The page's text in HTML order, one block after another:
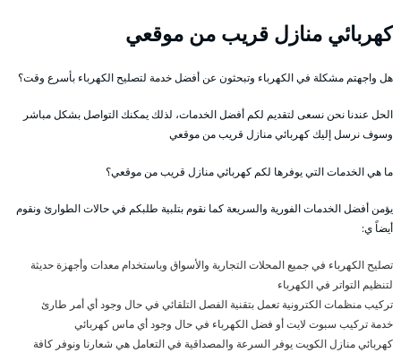
كهربائي منازل قريب من موقعي
هل واجهتم مشكلة في الكهرباء وتبحثون عن أفضل خدمة لتصليح الكهرباء بأسرع وقت؟
الحل عندنا نحن نسعى لتقديم لكم أفضل الخدمات، لذلك يمكنك التواصل بشكل مباشر
وسوف نرسل إليك كهربائي منازل قريب من موقعي
ما هي الخدمات التي يوفرها لكم كهربائي منازل قريب من موقعي؟
يؤمن أفضل الخدمات الفورية والسريعة كما نقوم بتلبية طلبكم في حالات الطوارئ ونقوم
أيضاً ي:
تصليح الكهرباء في جميع المحلات التجارية والأسواق وباستخدام معدات وأجهزة حديثة
لتنظيم التواتر في الكهرباء
تركيب منظمات الكترونية تعمل بتقنية الفصل التلقائي في حال وجود أي أمر طارئ
خدمة تركيب سبوت لايت أو فضل الكهرباء في حال وجود أي ماس كهربائي
كهربائي منازل الكويت يوفر السرعة والمصداقية في التعامل هي شعارنا ونوفر كافة